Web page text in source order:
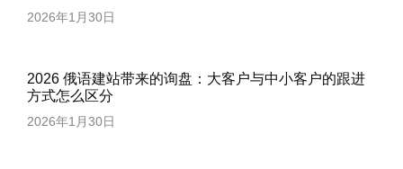
2026年1月30日
2026 俄语建站带来的询盘：大客户与中小客户的跟进
方式怎么区分
2026年1月30日